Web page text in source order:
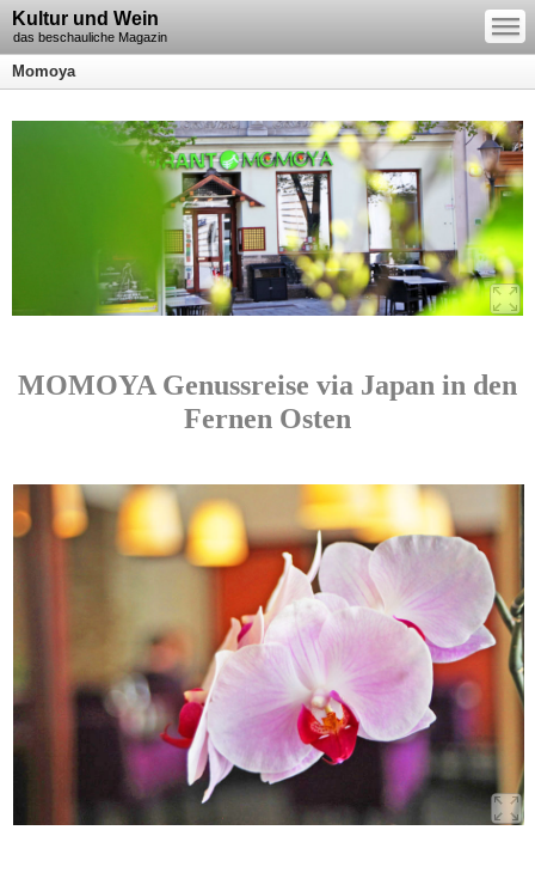
Kultur und Wein
das beschauliche Magazin
—
—
—
Momoya
MOMOYA Genussreise via Japan in den
Fernen Osten